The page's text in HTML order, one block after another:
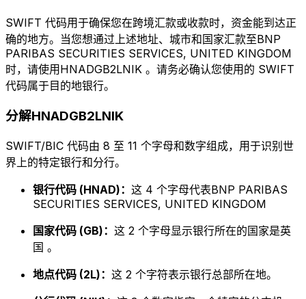
SWIFT 代码用于确保您在跨境汇款或收款时，资金能到达正
确的地方。当您想通过上述地址、城市和国家汇款至BNP
PARIBAS SECURITIES SERVICES, UNITED KINGDOM
时，请使用HNADGB2LNIK 。请务必确认您使用的 SWIFT
代码属于目的地银行。
分解HNADGB2LNIK
SWIFT/BIC 代码由 8 至 11 个字母和数字组成，用于识别世
界上的特定银行和分行。
银行代码 (HNAD)： 这 4 个字母代表BNP PARIBAS
SECURITIES SERVICES, UNITED KINGDOM
国家代码 (GB)： 这 2 个字母显示银行所在的国家是英
国 。
地点代码 (2L)： 这 2 个字符表示银行总部所在地。